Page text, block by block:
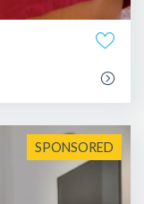
SPONSORED